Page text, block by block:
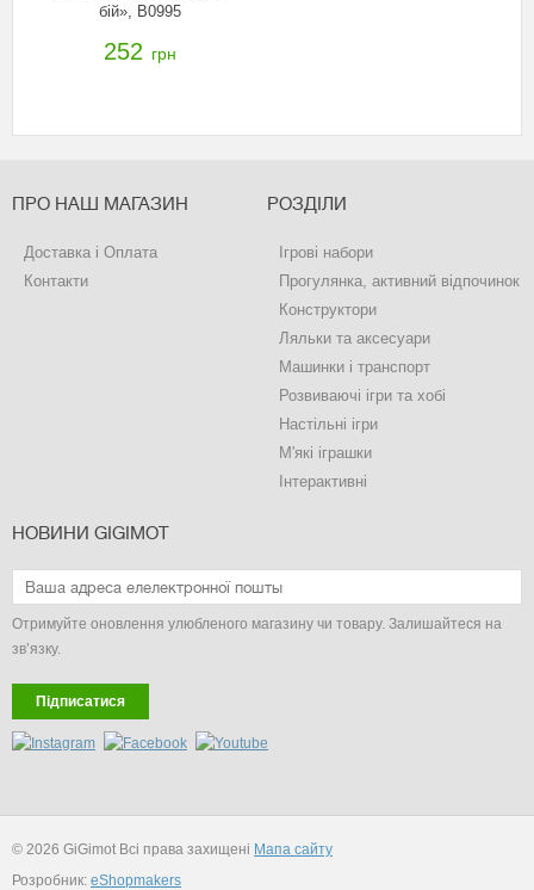
бій», B0995
252 грн
ПРО НАШ МАГАЗИН
Доставка і Оплата
Контакти
РОЗДІЛИ
Ігрові набори
Прогулянка, активний відпочинок
Конструктори
Ляльки та аксесуари
Машинки і транспорт
Розвиваючі ігри та хобі
Настільні ігри
М'які іграшки
Інтерактивні
НОВИНИ GIGIMOT
Отримуйте оновлення улюбленого магазину чи товару. Залишайтеся на
зв’язку.
Підписатися
© 2026 GiGimot Всі права захищені Мапа сайту
Розробник: eShopmakers